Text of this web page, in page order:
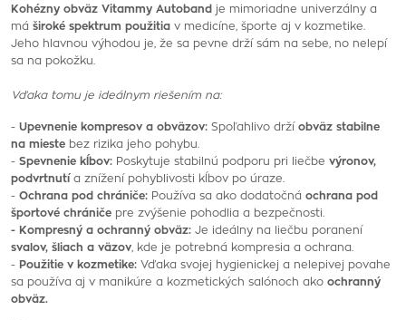
Kohézny obväz Vitammy Autoband je mimoriadne univerzálny a
má široké spektrum použitia v medicíne, športe aj v kozmetike.
Jeho hlavnou výhodou je, že sa pevne drží sám na sebe, no nelepí
sa na pokožku.
Vďaka tomu je ideálnym riešením na:
- Upevnenie kompresov a obväzov: Spoľahlivo drží obväz stabilne
na mieste bez rizika jeho pohybu.
- Spevnenie kĺbov: Poskytuje stabilnú podporu pri liečbe výronov,
podvrtnutí a znížení pohyblivosti kĺbov po úraze.
- Ochrana pod chrániče: Používa sa ako dodatočná ochrana pod
športové chrániče pre zvýšenie pohodlia a bezpečnosti.
- Kompresný a ochranný obväz: Je ideálny na liečbu poranení
svalov, šliach a väzov , kde je potrebná kompresia a ochrana.
- Použitie v kozmetike: Vďaka svojej hygienickej a nelepivej povahe
sa používa aj v manikúre a kozmetických salónoch ako ochranný
obväz.